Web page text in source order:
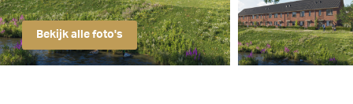
Bekijk alle foto's